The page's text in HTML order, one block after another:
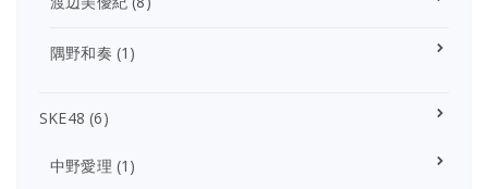
隅野和奏 (1)
SKE48 (6)
中野愛理 (1)